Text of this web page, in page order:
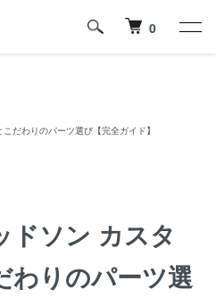
0
だわりのパーツ選び【完全ガイド】
ドソン カスタ
わりのパーツ選